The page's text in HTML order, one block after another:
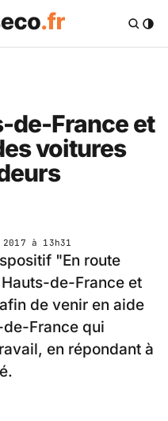
de-France et
voitures
à 13h31
"En route
de-France et
de venir en aide
France qui
en répondant à